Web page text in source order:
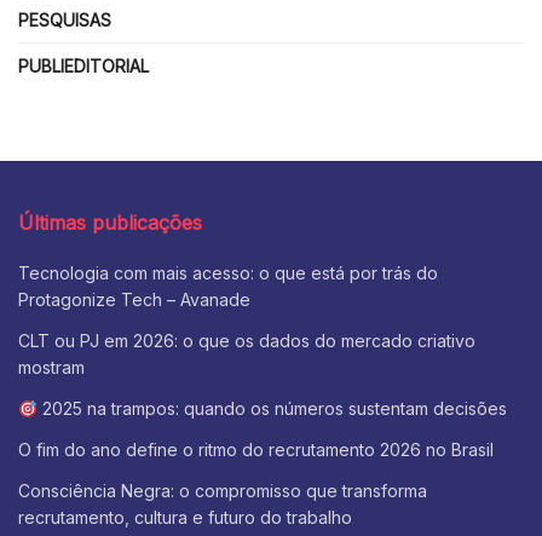
PESQUISAS
PUBLIEDITORIAL
Últimas publicações
Tecnologia com mais acesso: o que está por trás do
Protagonize Tech – Avanade
CLT ou PJ em 2026: o que os dados do mercado criativo
mostram
2025 na trampos: quando os números sustentam decisões
O fim do ano define o ritmo do recrutamento 2026 no Brasil
Consciência Negra: o compromisso que transforma
recrutamento, cultura e futuro do trabalho